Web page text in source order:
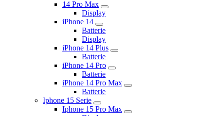
14 Pro Max
Display
iPhone 14
Batterie
Display
iPhone 14 Plus
Batterie
iPhone 14 Pro
Batterie
iPhone 14 Pro Max
Batterie
Iphone 15 Serie
Iphone 15 Pro Max